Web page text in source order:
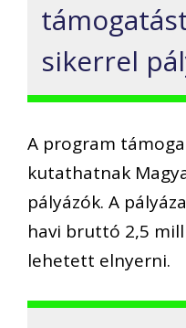
sikerrel
A program
kutathatnak
pályázók. A
havi bruttó 2,5
lehetett elnyerni.